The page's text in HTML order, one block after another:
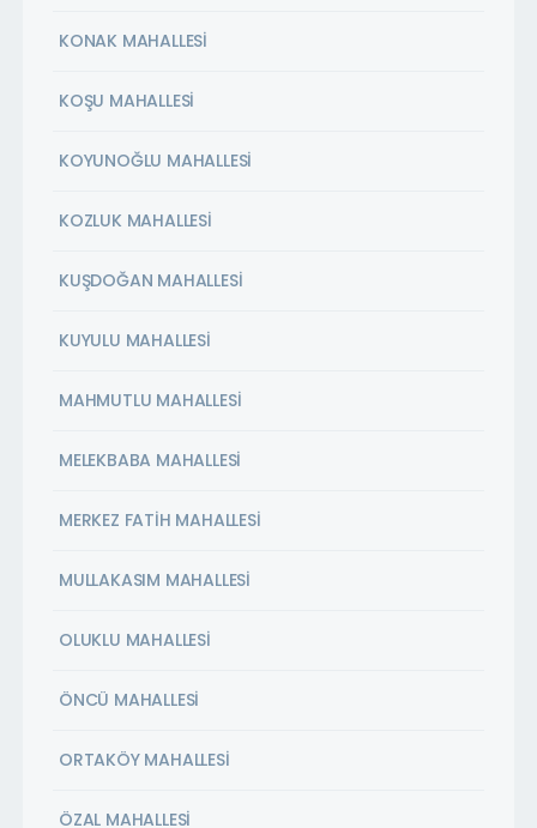
KONAK MAHALLESİ
KOŞU MAHALLESİ
KOYUNOĞLU MAHALLESİ
KOZLUK MAHALLESİ
KUŞDOĞAN MAHALLESİ
KUYULU MAHALLESİ
MAHMUTLU MAHALLESİ
MELEKBABA MAHALLESİ
MERKEZ FATİH MAHALLESİ
MULLAKASIM MAHALLESİ
OLUKLU MAHALLESİ
ÖNCÜ MAHALLESİ
ORTAKÖY MAHALLESİ
ÖZAL MAHALLESİ